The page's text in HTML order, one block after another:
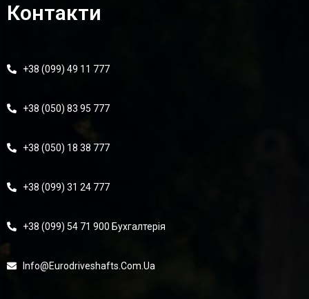
Контакти
+38 (099) 49 11 777
+38 (050) 83 95 777
+38 (050) 18 38 777
+38 (099) 31 24 777
+38 (099) 54 71 900 Бухгалтерія
Info@eurodriveshafts.com.ua